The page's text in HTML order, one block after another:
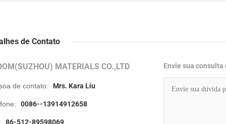
de Contato
MATERIALS CO.,LTD
de contato: Mrs. Kara Liu
0086--13914912658
86-512-89598069
Envie sua